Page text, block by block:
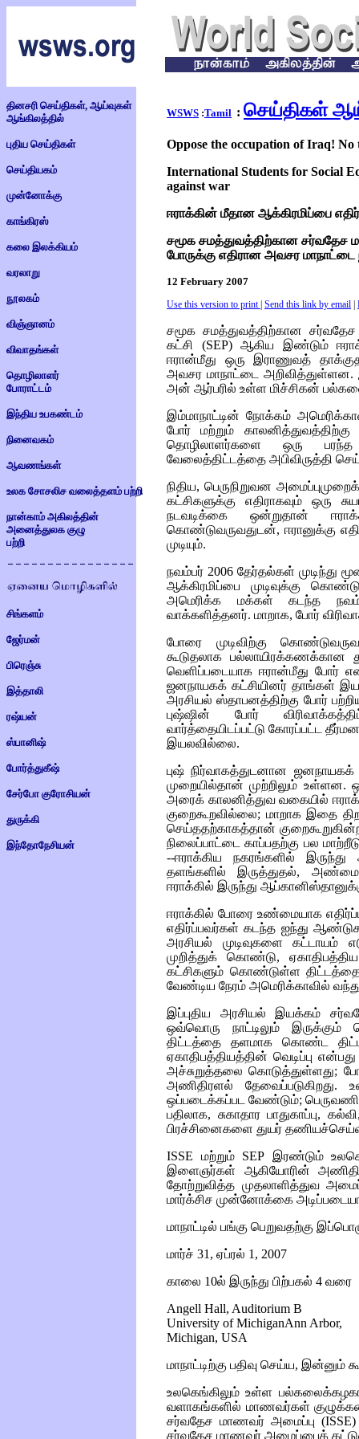
தினசரி செய்திகள், ஆய்வுகள்
ஆங்கிலத்தில்
புதிய செய்திகள்
செய்தியகம்
முன்னோக்கு
காங்கிரஸ்
கலை இலக்கியம்
வரலாறு
நூலகம்
விஞ்ஞானம்
விவாதங்கள்
தொழிலாளர்
போராட்டம்
இந்திய உபகண்டம்
நினைவகம்
ஆவணங்கள்
உலக சோசலிச வலைத்தளம் பற்றி
நான்காம் அகிலத்தின்
அனைத்துலக குழு
பற்றி
சிங்களம்
ஜேர்மன்
பிரெஞ்சு
இத்தாலி
ரஷ்யன்
ஸ்பானிஷ்
போர்த்துகீஷ்
சேர்போ குரோசியன்
துருக்கி
இந்தோநேசியன்
WSWS :Tamil : செய்திகள்
Oppose the occupation of Iraq!
International Students for Social
against war
ஈராக்கின் மீதான ஆக்கிரமிப்பை
சமூக சமத்துவத்திற்கான சர்வதேச
போருக்கு எதிரான அவசர
12 February 2007
Use this version to print Send this link by email
சமூக சமத்துவத்திற்கான
கட்சி (SEP) ஆகிய இண்டும்
ஈரான்மீது ஒரு இராணுவத்
அவசர மாநாட்டை அறிவித்துள்ளன.
அன் ஆர்பரில் உள்ள மிச்சிகன்
இம்மாநாட்டின் நோக்கம்
போர் மற்றும்
தொழிலாளர்களை ஒரு
வேலைத்திட்டத்தை அபிவிருத்தி
நிதிய, பெருநிறுவன
கட்சிகளுக்கு எதிராகவும் ஒரு
நடவடிக்கை ஒன்றுதான்
கொண்டுவருவதுடன், ஈரானுக்கு
முடியும்.
நவம்பர் 2006 தேர்தல்கள் முடிந்து
ஆக்கிரமிப்பை முடிவுக்கு
அமெரிக்க மக்கள் கடந்த
வாக்களித்தனர். மாறாக, போர்
போரை முடிவிற்கு
கூடுதலாக பல்லாயிரக்கணக்கான
வெளிப்படையாக ஈரான்மீது போர்
ஜனநாயகக் கட்சியினர் தாங்கள்
அரசியல் ஸ்தாபனத்திற்கு போர்
புஷ்ஷின் போர்
வார்த்தையிடப்பட்டு கோரப்பட்ட
இயலவில்லை.
புஷ் நிர்வாகத்துடனான ஜனநாயகக்
முறையில்தான் முற்றிலும் உள்ளன.
அரைக் காலனித்துவ வகையில்
குறைகூறவில்லை; மாறாக இதை
செய்ததற்காகத்தான்
நிலைப்பாட்டை காப்பதற்கு பல
--ஈராக்கிய நகரங்களில்
தளங்களில் இருத்துதல்,
ஈராக்கில் இருந்து
ஈராக்கில் போரை உண்மையாக
எதிர்ப்பவர்கள் கடந்த ஐந்து
அரசியல் முடிவுகளை கட்டாயம்
முறித்துக் கொண்டு,
கட்சிகளும் கொண்டுள்ள திட்டத்தை
வேண்டிய நேரம் அமெரிக்காவில் வந்து
இப்புதிய அரசியல் இயக்கம்
ஒவ்வொரு நாட்டிலும் இருக்கும்
திட்டத்தை தளமாக கொண்ட
ஏகாதிபத்தியத்தின் வெடிப்பு
அச்சுறுத்தலை கொடுத்துள்ளது;
அணிதிரளல் தேவைப்படுகிறது.
ஒப்படைக்கப்பட வேண்டும்;
பதிலாக, சுகாதார பாதுகாப்பு,
பிரச்சினைகளை துயர்
ISSE மற்றும் SEP இரண்டும்
இளைஞர்கள் ஆகியோரின்
தோற்றுவித்த முதலாளித்துவ
மார்க்சிச முன்னோக்கை
மாநாட்டில் பங்கு பெறுவதற்கு
மார்ச் 31, ஏப்ரல் 1, 2007
காலை 10ல் இருந்து பிற்பகல் 4 வரை
Angell Hall, Auditorium B
University of MichiganAnn Arbor,
Michigan, USA
மாநாட்டிற்கு பதிவு செய்ய,
உலகெங்கிலும் உள்ள
வளாகங்களில் மாணவர்கள்
சர்வதேச மாணவர் அமைப்பு (ISSE)
சர்வதேச மாணவர் அமைப்பைக்